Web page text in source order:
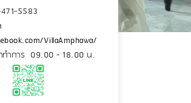
5583
VillaAmphawa/
ทำการ 09.00 - 18.00 น.